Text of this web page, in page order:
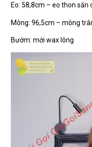
Eo: 58,8cm – eo thon săn
Mông: 96,5cm – mông
Bướm: mới wax lông